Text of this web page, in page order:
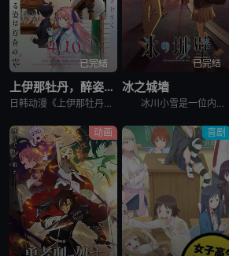
已完结
上伊那牡丹，醉姿如百合
日韩动漫《上伊那牡丹，醉姿如百合》又名：Kamiina Botan,Yoeru Sugata wa Yuri no Hana,the Drunken Appearance Is a Lily Flow
已完结
冰之城墙
冰川小雪是一位内向的学生，她总是向外筑起一道高高的心墙，只跟儿时好友安昙美姫互动。有一天，名叫雨宫凑的男孩，没来由地开始试图打进小雪的心房，扰乱了她平静的生活。 孤僻的小雪、受欢迎的美姫、没有边界
动画 喜剧